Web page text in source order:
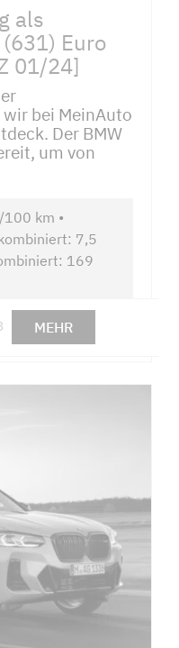
als
Euro
01/24]
bei MeinAuto
Der BMW
um von
km •
7,5
169
MEHR